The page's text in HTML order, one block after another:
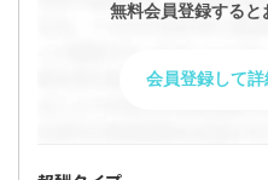
無料会員登録すると
会員登録して